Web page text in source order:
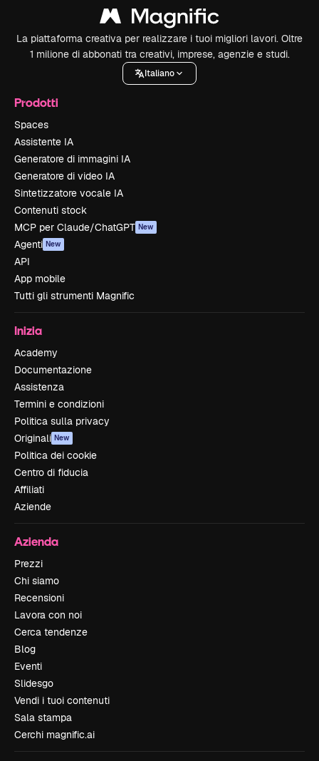
La piattaforma creativa per realizzare i tuoi migliori lavori. Oltre
1 milione di abbonati tra creativi, imprese, agenzie e studi.
Italiano
Prodotti
Spaces
Assistente IA
Generatore di immagini IA
Generatore di video IA
Sintetizzatore vocale IA
Contenuti stock
MCP per Claude/ChatGPT New
Agenti New
API
App mobile
Tutti gli strumenti Magnific
Inizia
Academy
Documentazione
Assistenza
Termini e condizioni
Politica sulla privacy
Originali New
Politica dei cookie
Centro di fiducia
Affiliati
Aziende
Azienda
Prezzi
Chi siamo
Recensioni
Lavora con noi
Cerca tendenze
Blog
Eventi
Slidesgo
Vendi i tuoi contenuti
Sala stampa
Cerchi magnific.ai